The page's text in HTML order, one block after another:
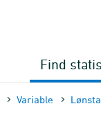
Find
Variable